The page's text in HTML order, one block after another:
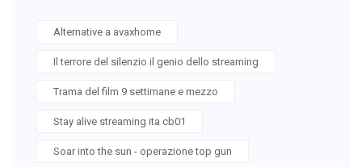
Alternative a avaxhome
Il terrore del silenzio il genio dello streaming
Trama del film 9 settimane e mezzo
Stay alive streaming ita cb01
Soar into the sun - operazione top gun